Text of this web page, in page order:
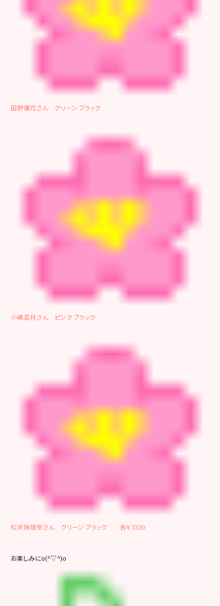
田野優花さん グリーン ブラック
小嶋菜月さん ピンク ブラック
松井珠理奈さん グリーン ブラック 各￥3100
お楽しみにo(^▽^)o